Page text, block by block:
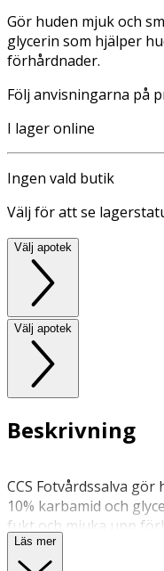
Gör huden mjuk och
glycerin som hjälper
förhårdnader.
Följ anvisningarna på
I lager online
Ingen vald butik
Välj för att se
Välj apotek
Välj apotek
Beskrivning
CCS Fotvårdssalva
10% karbamid och
fukt och mjuka upp
oparfymerad men
fräsch doft och verkar
Läs mer